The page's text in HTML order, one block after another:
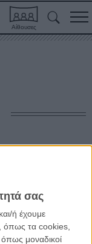
σας
ή έχουμε
όπως τα cookies,
μοναδικοί
Αίθουσες
κορίτσι που